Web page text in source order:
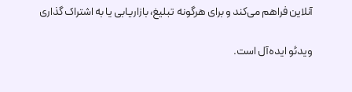
آنلاین فراهم می‌کند و برای هرگونه تبلیغ، بازاریابی یا به اشتراک گذاری
ویدئو ایده‌آل است.